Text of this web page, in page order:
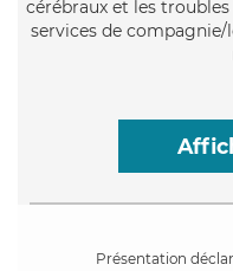
cérébraux et les
services de
Présentation